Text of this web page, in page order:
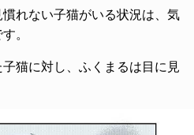
れない子猫がいる状況は、気
。
猫に対し、ふくまるは目に見